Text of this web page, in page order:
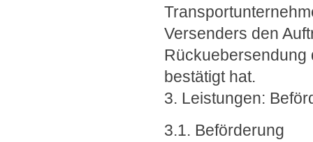
Versenders den
Rückuebersendung
bestätigt hat.
3. Leistungen:
3.1. Beförderung